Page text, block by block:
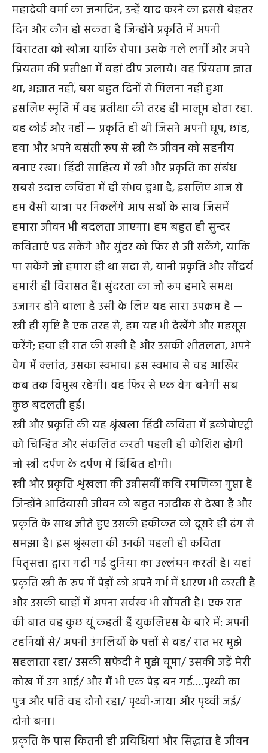
महादेवी वर्मा का जन्मदिन, उन्हें याद करने का इससे बेहतर
दिन और कौन हो सकता है जिन्होंने प्रकृति में अपनी
विराटता को खोजा याकि रोपा। उसके गले लगीं और अपने
प्रियतम की प्रतीक्षा में वहां दीप जलाये। वह प्रियतम ज्ञात
था, अज्ञात नहीं, बस बहुत दिनों से मिलना नहीं हुआ
इसलिए स्मृति में वह प्रतीक्षा की तरह ही मालूम होता रहा.
वह कोई और नहीं — प्रकृति ही थी जिसने अपनी धूप, छांह,
हवा और अपने बसंती रूप से स्त्री के जीवन को सहनीय
बनाए रखा। हिंदी साहित्य में स्त्री और प्रकृति का संबंध
सबसे उदात्त कविता में ही संभव हुआ है, इसलिए आज से
हम वैसी यात्रा पर निकलेंगे आप सबों के साथ जिसमें
हमारा जीवन भी बदलता जाएगा। हम बहुत ही सुन्दर
कविताएं पढ सकेंगे और सुंदर को फिर से जी सकेंगे, याकि
पा सकेंगे जो हमारा ही था सदा से, यानी प्रकृति और सौंदर्य
हमारी ही विरासत हैं। सुंदरता का जो रूप हमारे समक्ष
उजागर होने वाला है उसी के लिए यह सारा उपक्रम है —
स्त्री ही सृष्टि है एक तरह से, हम यह भी देखेंगे और महसूस
करेंगे; हवा ही रात की सखी है और उसकी शीतलता, अपने
वेग में क्लांत, उसका स्वभाव। इस स्वभाव से वह आखिर
कब तक विमुख रहेगी। वह फिर से एक वेग बनेगी सब
कुछ बदलती हुई।
स्त्री और प्रकृति की यह श्रृंखला हिंदी कविता में इकोपोएट्री
को चिन्हित और संकलित करती पहली ही कोशिश होगी
जो स्त्री दर्पण के दर्पण में बिंबित होगी।
स्त्री और प्रकृति शृंखला की उन्नीसवीं कवि रमणिका गुप्ता हैं
जिन्होंने आदिवासी जीवन को बहुत नजदीक से देखा है और
प्रकृति के साथ जीते हुए उसकी हकीकत को दूसरे ही ढंग से
समझा है। इस श्रृंखला की उनकी पहली ही कविता
पितृसत्ता द्वारा गढ़ी गई दुनिया का उल्लंघन करती है। यहां
प्रकृति स्त्री के रूप में पेड़ों को अपने गर्भ में धारण भी करती है
और उसकी बाहों में अपना सर्वस्व भी सौंपती है। एक रात
की बात वह कुछ यूं कहती हैं युकलिप्टस के बारे में: अपनी
टहनियों से/ अपनी उंगलियों के पत्तों से वह/ रात भर मुझे
सहलाता रहा/ उसकी सफेदी ने मुझे चूमा/ उसकी जड़ें मेरी
कोख में उग आई/ और मैं भी एक पेड़ बन गई….पृथ्वी का
पुत्र और पति वह दोनो रहा/ पृथ्वी-जाया और पृथ्वी जई/
दोनो बना।
प्रकृति के पास कितनी ही प्रविधियां और सिद्धांत हैं जीवन